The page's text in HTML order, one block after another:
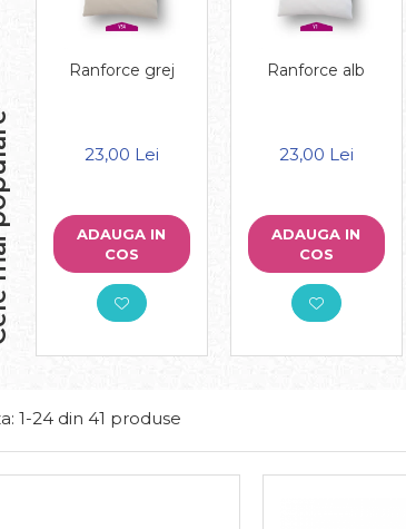
Ranforce grej
23,00 Lei
ADAUGA IN
COS
Ranforce alb
23,00 Lei
ADAUGA IN
COS
1-24din 41 produse